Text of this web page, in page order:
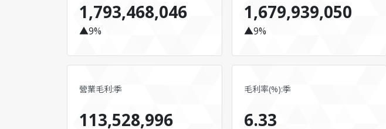
1,793,468,046
▲9%
1,679,939,050
▲9%
營業毛利:季
113,528,996
毛利率(%):季
6.33